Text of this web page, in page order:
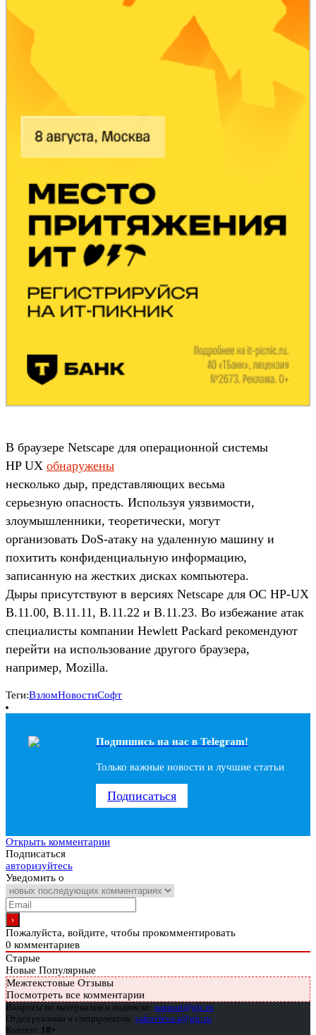
В браузере Netscape для операционной системы
HP UX обнаружены
несколько дыр, представляющих весьма
серьезную опасность. Используя уязвимости,
злоумышленники, теоретически, могут
организовать DoS-атаку на удаленную машину и
похитить конфиденциальную информацию,
записанную на жестких дисках компьютера.
Дыры присутствуют в версиях Netscape для ОС HP-UX
B.11.00, B.11.11, B.11.22 и B.11.23. Во избежание атак
специалисты компании Hewlett Packard рекомендуют
перейти на использование другого браузера,
например, Mozilla.
Теги:ВзломНовостиСофт
Подпишись на наc в Telegram!
Только важные новости и лучшие статьи
Подписаться
Открыть комментарии
Подписаться
авторизуйтесь
Уведомить о
Пожалуйста, войдите, чтобы прокомментировать
0 комментариев
Старые
Новые Популярные
Межтекстовые Отзывы
Посмотреть все комментарии
Вопросы по материалам и подписке: support@glc.ru
Отдел рекламы и спецпроектов: yakovleva.a@glc.ru
Контент 18+